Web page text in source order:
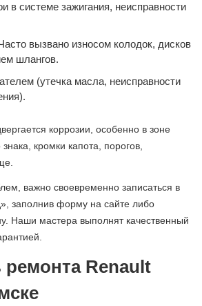
в системе зажигания, неисправности
вызвано износом колодок, дисков
шлангов.
(утечка масла, неисправности
коррозии, особенно в зоне
кромки капота, порогов,
важно своевременно записаться в
заполнив форму на сайте либо
Наши мастера выполнят качественный
Renault